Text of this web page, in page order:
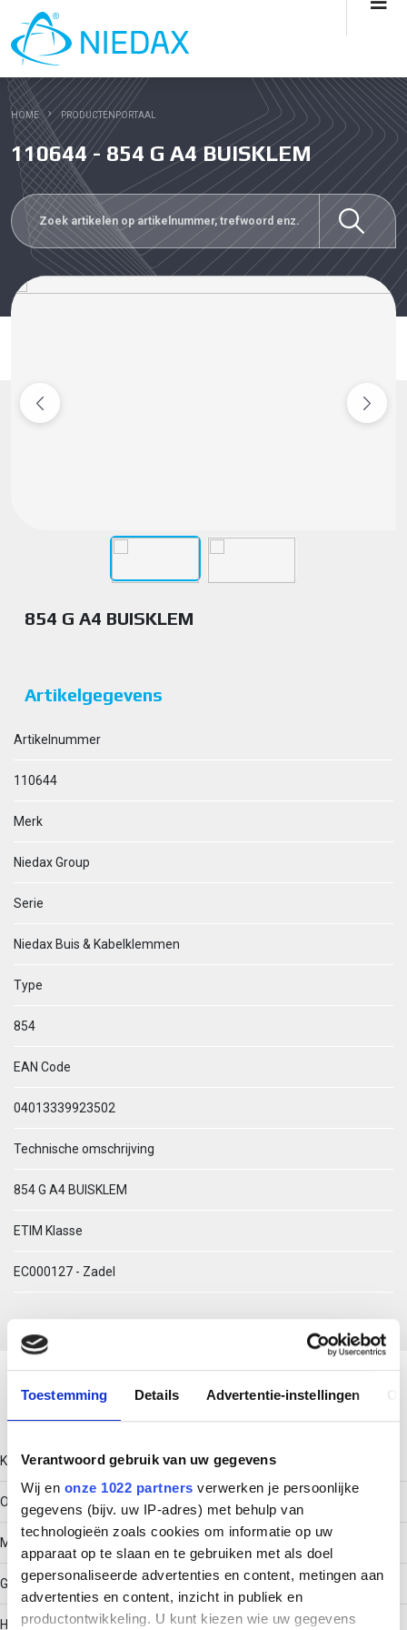
Toestemming Details Advertentie-instellingen
Verantwoord gebruik van uw gegevens
Wij en onze 1022 partners verwerken je persoonlijke
gegevens (bijv. uw IP-adres) met behulp van
technologieën zoals cookies om informatie op uw
apparaat op te slaan en te gebruiken met als doel
gepersonaliseerde advertenties en content, metingen aan
advertenties en content, inzicht in publiek en
productontwikkeling. U kunt kiezen wie uw gegevens
HOME PRODUCTENPORTAAL
110644 - 854 G A4 BUISKLEM
854 G A4 BUISKLEM
Artikelgegevens
Artikelnummer
110644
Merk
Niedax Group
Serie
Niedax Buis & Kabelklemmen
Type
854
EAN Code
04013339923502
Technische omschrijving
854 G A4 BUISKLEM
ETIM Klasse
EC000127 - Zadel
Download productsheet
Technische gegevens
Kleur
Overig
Model
Gesloten
Halogeenvrij